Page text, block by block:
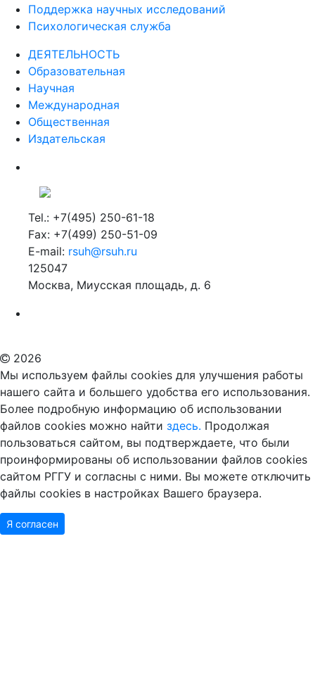
Поддержка научных исследований
Психологическая служба
ДЕЯТЕЛЬНОСТЬ
Образовательная
Научная
Международная
Общественная
Издательская
Tel.: +7(495) 250-61-18
Fax: +7(499) 250-51-09
E-mail: rsuh@rsuh.ru
125047
Москва, Миусская площадь, д. 6
2026
Мы используем файлы cookies для улучшения работы
нашего сайта и большего удобства его использования.
Более подробную информацию об использовании
файлов cookies можно найти здесь. Продолжая
пользоваться сайтом, вы подтверждаете, что были
проинформированы об использовании файлов cookies
сайтом РГГУ и согласны с ними. Вы можете отключить
файлы cookies в настройках Вашего браузера.
Я согласен